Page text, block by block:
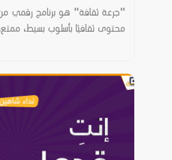
"جرعة ثقافة" هو برنامج رقمي من
محتوى ثقافيًا بأسلوب بسيط،